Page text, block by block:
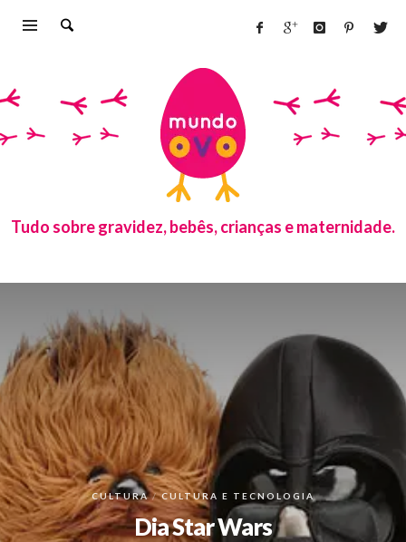
Tudo sobre gravidez, bebês, crianças e maternidade.
CULTURA CULTURA E TECNOLOGIA
Dia Star Wars